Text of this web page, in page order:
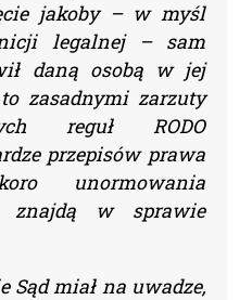
jakoby – w myśl
legalnej – sam
daną osobą w jej
zasadnymi zarzuty
reguł RODO
przepisów prawa
unormowania
znajdą w sprawie
Sąd miał na uwadze,